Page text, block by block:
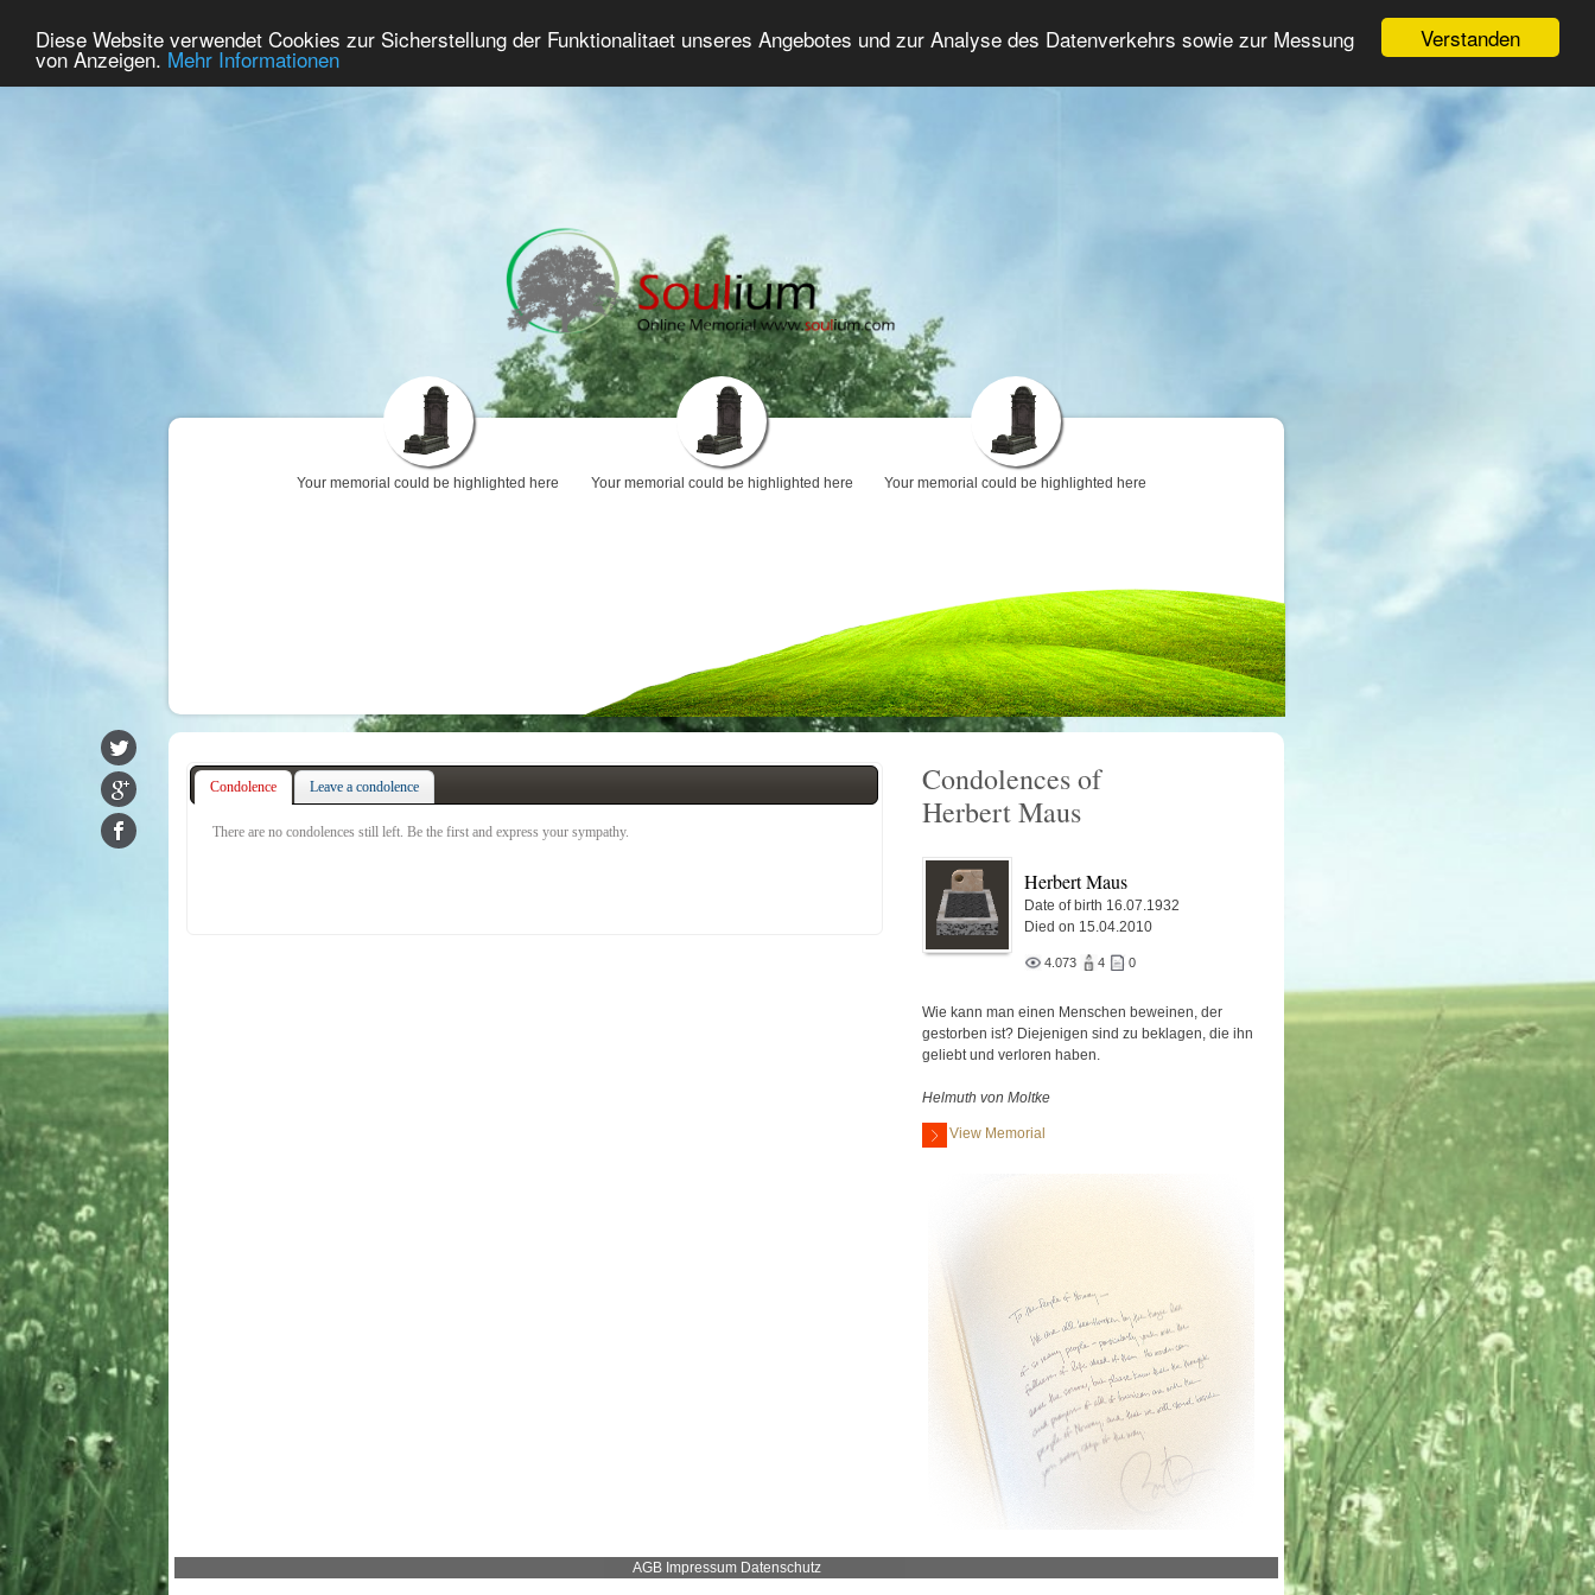
Verstanden
Diese Website verwendet Cookies zur Sicherstellung der Funktionalitaet unseres Angebotes und zur Analyse des Datenverkehrs sowie zur Messung
von Anzeigen. Mehr Informationen
Home Premium Commemorate Grief Forum Advanced Search Login/Register
Your memorial could be highlighted here Your memorial could be highlighted here Your memorial could be highlighted here
Condolence Leave a condolence
There are no condolences still left. Be the first and express your sympathy.
Condolences of
Herbert Maus
Herbert Maus
Date of birth 16.07.1932
Died on 15.04.2010
4.073 4 0
Wie kann man einen Menschen beweinen, der
gestorben ist? Diejenigen sind zu beklagen, die ihn
geliebt und verloren haben.
Helmuth von Moltke
View Memorial
AGB Impressum Datenschutz